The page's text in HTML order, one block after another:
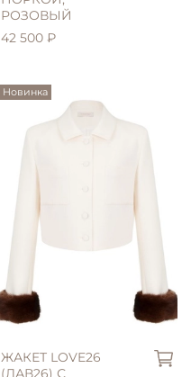
РОЗОВЫЙ
42 500 ₽
Новинка
ЖАКЕТ LOVE26
(ЛАВ26) С